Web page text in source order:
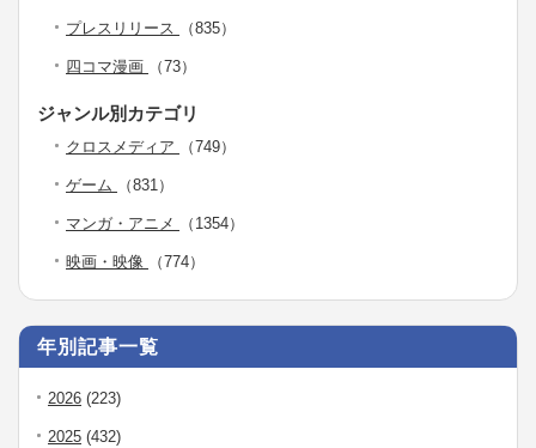
プレスリリース （835）
四コマ漫画 （73）
ジャンル別カテゴリ
クロスメディア （749）
ゲーム （831）
マンガ・アニメ （1354）
映画・映像 （774）
年別記事一覧
2026 (223)
2025 (432)